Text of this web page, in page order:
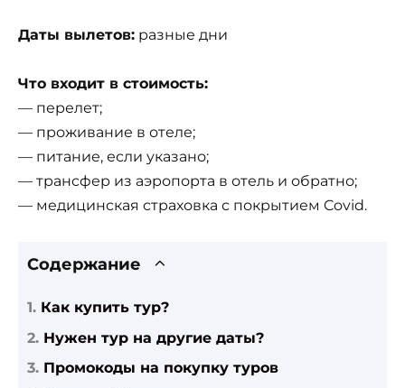
Даты вылетов: разные дни
Что входит в стоимость:
— перелет;
— проживание в отеле;
— питание, если указано;
— трансфер из аэропорта в отель и обратно;
— медицинская страховка с покрытием Covid.
Содержание
Как купить тур?
Нужен тур на другие даты?
Промокоды на покупку туров